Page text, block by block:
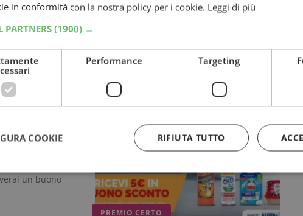
di ottenere il
PREMIO CERTO
5€
un buono
in conformità con la nostra policy per i cookie. Leggi di più
PARTNERS (1900) →
Performance Targeting
RIFIUTA TUTTO
COOKIE
Strettamente necessari Performance Targeting Funzionalità